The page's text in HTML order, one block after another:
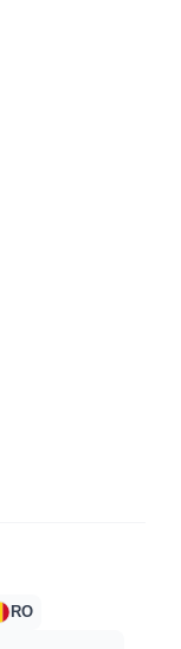
RO